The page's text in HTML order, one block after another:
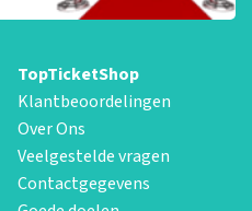
TopTicketShop
Klantbeoordelingen
Over Ons
Veelgestelde vragen
Contactgegevens